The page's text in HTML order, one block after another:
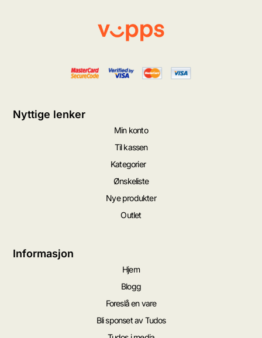
Nyttige lenker
Min konto
Til kassen
Kategorier
Ønskeliste
Nye produkter
Outlet
Informasjon
Hjem
Blogg
Foreslå en vare
Bli sponset av Tudos